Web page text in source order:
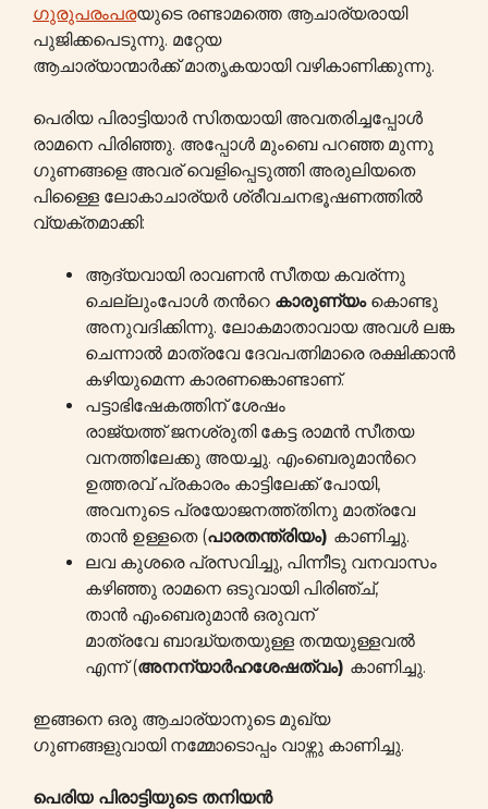
ഗുരുപരംപരയുടെ രണ്ടാമത്തെ ആചാര്യരായി
പുജിക്കപെടുന്നു. മറ്റേയ
ആചാര്യാന്മാർക്ക് മാതൃകയായി വഴികാണിക്കുന്നു.
പെരിയ പിരാട്ടിയാർ സിതയായി അവതരിച്ചപ്പോൾ
രാമനെ പിരിഞ്ഞു. അപ്പോൾ മുംബെ പറഞ്ഞ മുന്നു
ഗുണങ്ങളെ അവര് വെളിപ്പെടുത്തി അരുലിയതെ
പിള്ളൈ ലോകാചാര്യർ ശ്രീവചനഭൂഷണത്തിൽ
വ്യക്തമാക്കി:
ആദ്യവായി രാവണൻ സീതയ കവര്ന്നു
ചെല്ലുംപോൾ തന്‍റെ കാരുണ്യംകൊണ്ടു
അനുവദിക്കിന്നു. ലോകമാതാവായ അവൾ ലങ്ക
ചെന്നാൽ മാത്രവേ ദേവപത്നിമാരെ രക്ഷിക്കാൻ
കഴിയുമെന്ന കാരണങ്കൊണ്ടാണ്.
പട്ടാഭിഷേകത്തിന് ശേഷം
രാജ്യത്ത് ജനശ്രുതി കേട്ട രാമൻ സീതയ
വനത്തിലേക്കു അയച്ചു. എംബെരുമാന്‍റെ
ഉത്തരവ് പ്രകാരം കാട്ടിലേക്ക് പോയി,
അവനുടെ പ്രയോജനത്ത്തിനു മാത്രവേ
താൻ ഉള്ളതെ (പാരതന്ത്രിയം) കാണിച്ചു.
ലവ കുശരെ പ്രസവിച്ചു, പിന്നീടു വനവാസം
കഴിഞ്ഞു രാമനെ ഒടുവായി പിരിഞ്ച്,
താൻ എംബെരുമാൻ ഒരുവന്
മാത്രവേ ബാദ്ധ്യതയുള്ള തന്മയുള്ളവൽ
എന്ന് (അനന്യാർഹശേഷത്വം) കാണിച്ചു.
ഇങ്ങനെ ഒരു ആചാര്യാനുടെ മുഖ്യ
ഗുണങ്ങളുവായി നമ്മോടൊപ്പം വാഴ്ന്നു കാണിച്ചു.
പെരിയ പിരാട്ടിയുടെ തനിയൻ